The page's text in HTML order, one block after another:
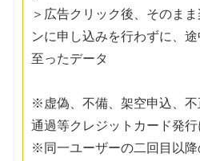
＞広告クリック後、そのま
ンに申し込みを行わずに、
至ったデータ
※虚偽、不備、架空申込、
通過等クレジットカード発
※同一ユーザーの二回目以降